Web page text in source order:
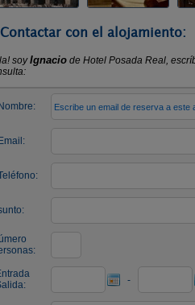
Contactar con el alojamiento: